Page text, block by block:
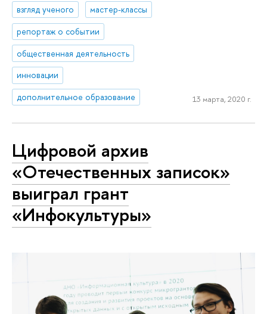
взгляд ученого
мастер-классы
репортаж о событии
общественная деятельность
инновации
дополнительное образование
13 марта, 2020 г.
Цифровой архив
«Отечественных записок»
выиграл грант
«Инфокультуры»